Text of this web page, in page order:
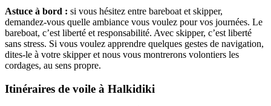
Astuce à bord : si vous hésitez entre bareboat et skipper,
demandez-vous quelle ambiance vous voulez pour vos journées. Le
bareboat, c’est liberté et responsabilité. Avec skipper, c’est liberté
sans stress. Si vous voulez apprendre quelques gestes de navigation,
dites-le à votre skipper et nous vous montrerons volontiers les
cordages, au sens propre.
Itinéraires de voile à Halkidiki